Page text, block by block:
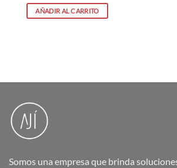
AÑADIR AL CARRITO
Somos una empresa que brinda